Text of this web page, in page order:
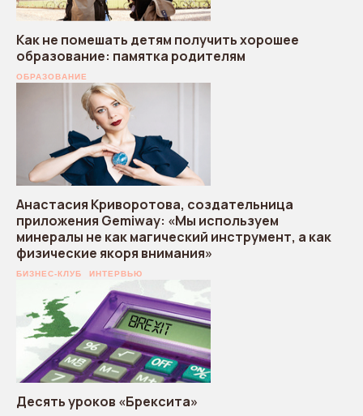
Как не помешать детям получить хорошее
образование: памятка родителям
ОБРАЗОВАНИЕ
Анастасия Криворотова, создательница
приложения Gemiway: «Мы используем
минералы не как магический инструмент, а как
физические якоря внимания»
БИЗНЕС-КЛУБ ИНТЕРВЬЮ
Десять уроков «Брексита»